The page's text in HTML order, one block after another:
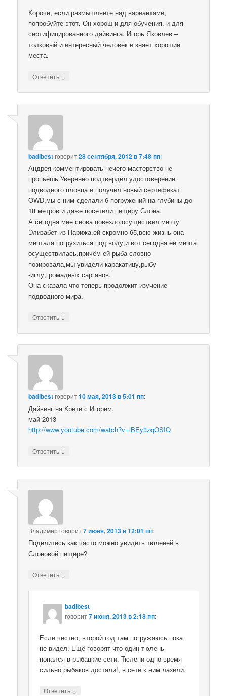
Короче, если размышляете над вариантами,
попробуйте этот. Он хорош и для обучения, и для
сертифицированного дайвинга. Игорь Яковлев –
толковый и интересный человек и знает хорошие
места.
Ответить ↓
badibestговорит28 сентября, 2012 в 7:48 пп:
Андрея комментировать нечего-мастерство не
пропьёшь.Уверенно подтвердил удостоверение
подводного пловца и получил новый сертификат
OWD,мы с ним сделали 6 погружений на глубины до
18 метров и даже посетили пещеру Слона.
А сегодня мне снова повезло,осуществил мечту
Элизабет из Парижа,ей скромно 65,всю жизнь она
мечтала погрузиться под воду,и вот сегодня её мечта
осуществилась,причём ей рыба словно
позировала,мы увидели каракатицу,рыбу
-иглу,громадных сарганов.
Она сказала что теперь продолжит изучение
подводного мира.
Ответить ↓
badibestговорит10 мая, 2013 в 5:01 пп:
Дайвинг на Крите с Игорем.
май 2013
http://www.youtube.com/watch?v=lBEy3zqOSIQ
Ответить ↓
Владимир говорит7 июня, 2013 в 12:01 пп:
Поделитесь как часто можно увидеть тюленей в
Слоновой пещере?
Ответить ↓
badibest
говорит7 июня, 2013 в 2:18 пп:
Если честно, второй год там погружаюсь пока
не видел. Ещё говорят что один тюлень
попался в рыбацкие сети. Тюлени одно время
сильно рыбаков достали!, в сети к ним лазили.
Ответить ↓